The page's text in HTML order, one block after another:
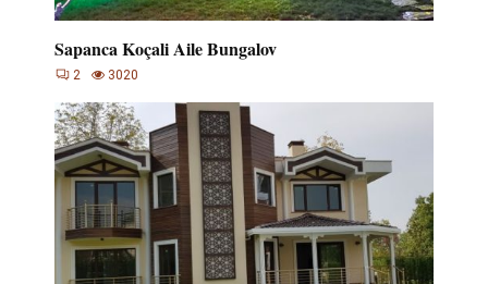
Sapanca Koçali Aile Bungalov
2 3020